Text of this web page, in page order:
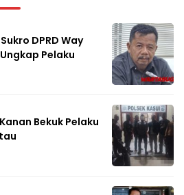
DPRD Way
Pelaku
Bekuk Pelaku